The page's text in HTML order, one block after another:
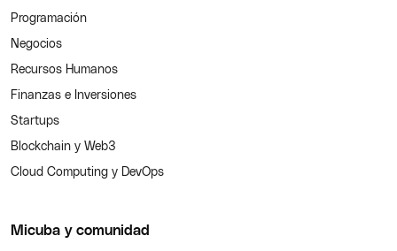
Programación
Negocios
Recursos Humanos
Finanzas e Inversiones
Startups
Blockchain y Web3
Cloud Computing y DevOps
Micuba y comunidad